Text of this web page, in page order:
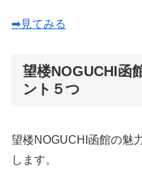
➡見てみる
望楼NOGUCHI函
ント５つ
望楼NOGUCHI函館の魅
します。